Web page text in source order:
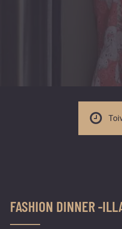
FASHION DINNER -